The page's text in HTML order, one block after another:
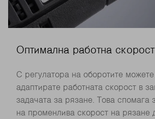
Оптимална работна скорост
С регулатора на оборотите
адаптирате работната скорост в
задачата за рязане. Това спомага
на променлива скорост на рязане